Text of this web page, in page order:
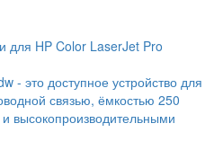
для HP Color LaserJet Pro
- это доступное устройство для
связью, ёмкостью 250
высокопроизводительными